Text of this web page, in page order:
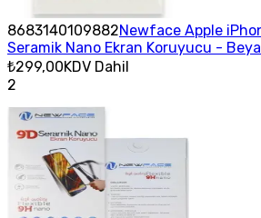
8683140109882Newface Apple
Seramik Nano Ekran Koruyucu -
₺299,00KDV Dahil
2